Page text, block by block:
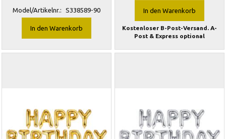
Model/Artikelnr.: S338589-90
In den Warenkorb
In den Warenkorb
Kostenloser B-Post-Versand. A-
Post & Express optional